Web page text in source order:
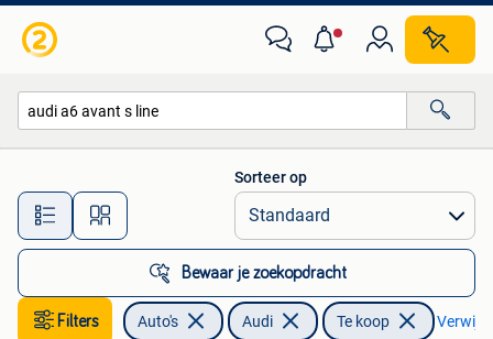
Alle afstanden…
Sorteer op
Bewaar je zoekopdracht
Filters Auto's Audi Te koop